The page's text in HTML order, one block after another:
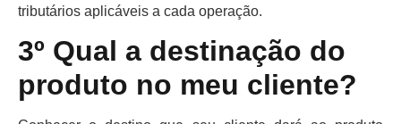
tributários aplicáveis a cada operação.
3º Qual a destinação do
produto no meu cliente?